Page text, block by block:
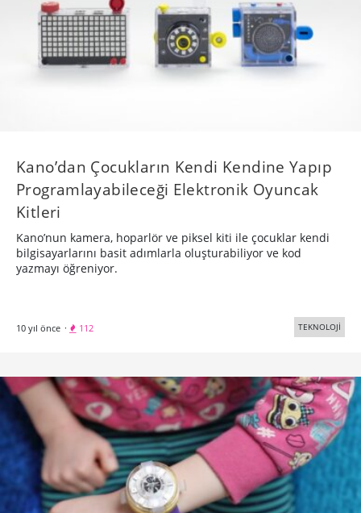
Kano’dan Çocukların Kendi Kendine Yapıp
Programlayabileceği Elektronik Oyuncak
Kitleri
Kano’nun kamera, hoparlör ve piksel kiti ile çocuklar kendi
bilgisayarlarını basit adımlarla oluşturabiliyor ve kod
yazmayı öğreniyor.
10 yıl önce · 112 TEKNOLOJİ